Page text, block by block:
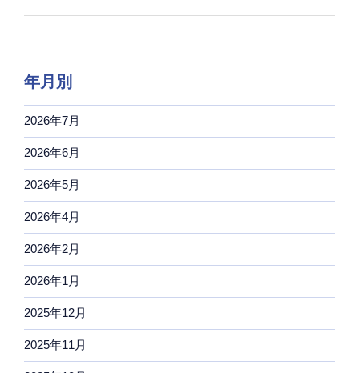
年月別
2026年7月
2026年6月
2026年5月
2026年4月
2026年2月
2026年1月
2025年12月
2025年11月